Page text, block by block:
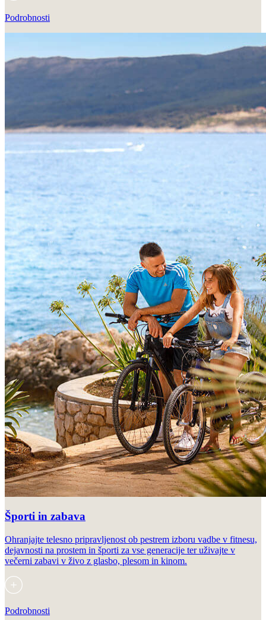
Podrobnosti
Športi in zabava
Ohranjajte telesno pripravljenost ob pestrem izboru vadbe v fitnesu,
dejavnosti na prostem in športi za vse generacije ter uživajte v
večerni zabavi v živo z glasbo, plesom in kinom.
Podrobnosti